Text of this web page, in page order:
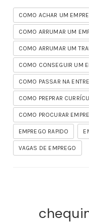
COMO ACHAR UM
COMO ARRUMAR UM
COMO ARRUMAR UM
COMO CONSEGUIR UM
COMO PASSAR NA
COMO PREPRAR
COMO PROCURAR
EMPREGO RAPIDO
VAGAS DE EMPREGO